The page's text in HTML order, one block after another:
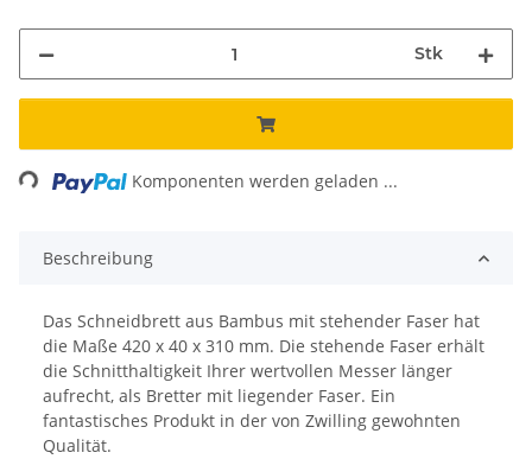
Stk
Komponenten werden geladen ...
Beschreibung
Das Schneidbrett aus Bambus mit stehender Faser hat
die Maße 420 x 40 x 310 mm. Die stehende Faser erhält
die Schnitthaltigkeit Ihrer wertvollen Messer länger
aufrecht, als Bretter mit liegender Faser. Ein
fantastisches Produkt in der von Zwilling gewohnten
Qualität.